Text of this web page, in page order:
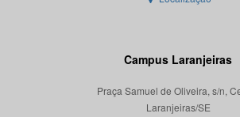
Campus Laranjeiras
Praça Samuel de Oliveira, s/n,
Laranjeiras/SE